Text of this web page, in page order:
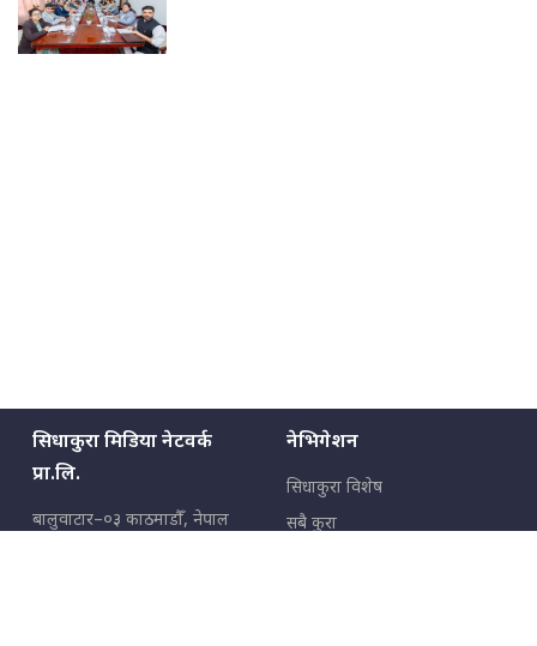
सिधाकुरा मिडिया नेटवर्क
प्रा.लि.
बालुवाटार–०३ काठमाडौँ, नेपाल
नेभिगेशन
सिधाकुरा विशेष
सबै कुरा